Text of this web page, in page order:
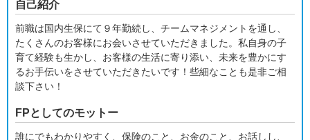
自己紹介
前職は国内生保にて９年勤続し、チームマネジメントを通し、
たくさんのお客様にお会いさせていただきました。私自身の子
育て経験も生かし、お客様の生活に寄り添い、未来を豊かにす
るお手伝いをさせていただきたいです！些細なことも是非ご相
談下さい！
FPとしてのモットー
誰にでもわかりやすく、保険のこと、お金のこと、お話しし、